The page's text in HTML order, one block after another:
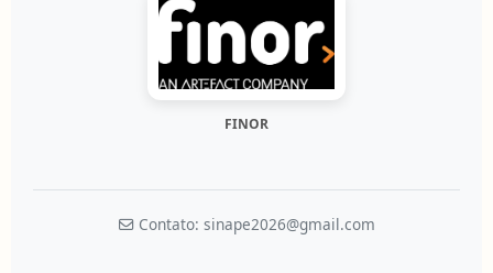
FINOR
Contato: sinape2026@gmail.com